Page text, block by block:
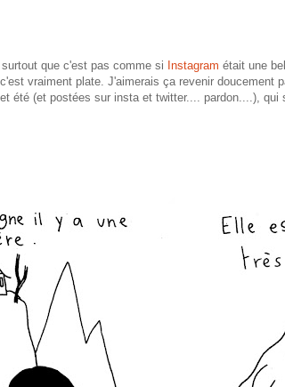
que c'est pas comme si Instagram était une
vraiment plate. J'aimerais ça revenir doucement
été (et postées sur insta et twitter.... pardon....), qui